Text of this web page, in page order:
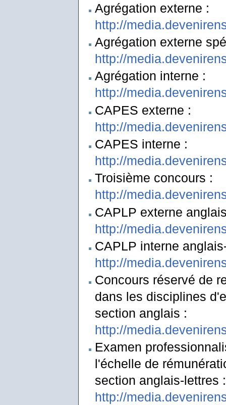
Agrégation externe :
http://
Agrégation externe
http://
Agrégation interne :
http://
CAPES externe :
http://
CAPES interne :
http://
Troisième concours :
http://
CAPLP externe
http://
CAPLP interne
http://
Concours réservé de
dans les disciplines
section anglais :
http://
Examen
l'échelle de
section anglais-lettres :
http://